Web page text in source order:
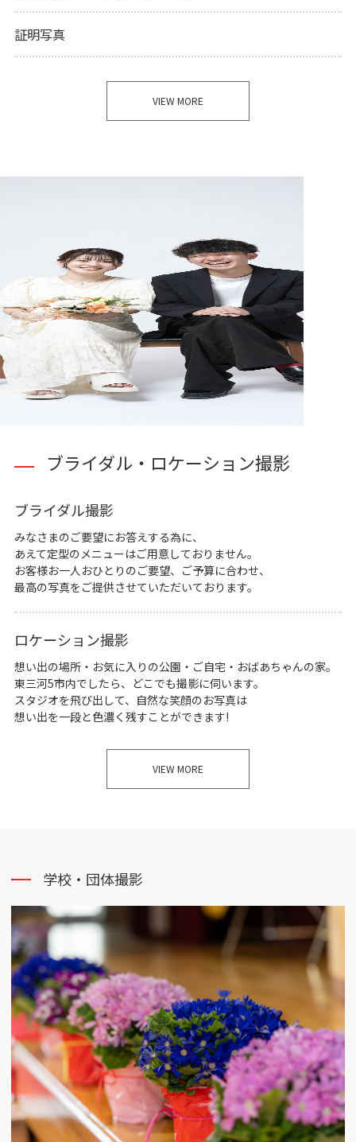
証明写真
VIEW MORE
ブライダル・ロケーション撮影
ブライダル撮影
みなさまのご要望にお答えする為に、
あえて定型のメニューはご用意しておりません。
お客様お一人おひとりのご要望、ご予算に合わせ、
最高の写真をご提供させていただいております。
ロケーション撮影
想い出の場所・お気に入りの公園・ご自宅・おばあちゃんの家。
東三河5市内でしたら、どこでも撮影に伺います。
スタジオを飛び出して、自然な笑顔のお写真は
想い出を一段と色濃く残すことができます!
VIEW MORE
学校・団体撮影